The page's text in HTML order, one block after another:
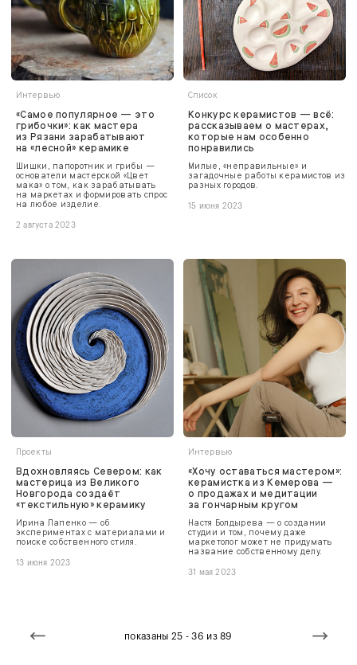
Интервью
«Самое популярное — это
грибочки»: как мастера
из Рязани зарабатывают
на «лесной» керамике
Шишки, папоротник и грибы —
основатели мастерской «Цвет
мака» о том, как зарабатывать
на маркетах и формировать спрос
на любое изделие.
2 августа 2023
Список
Конкурс керамистов — всё:
рассказываем о мастерах,
которые нам особенно
понравились
Милые, «неправильные» и
загадочные работы керамистов из
разных городов.
15 июня 2023
Проекты
Вдохновляясь Севером: как
мастерица из Великого
Новгорода создаёт
«текстильную» керамику
Ирина Лапенко — об
экспериментах с материалами и
поиске собственного стиля.
13 июня 2023
Интервью
«Хочу оставаться мастером»:
керамистка из Кемерова —
о продажах и медитации
за гончарным кругом
Настя Болдырева — о создании
студии и том, почему даже
маркетолог может не придумать
название собственному делу.
31 мая 2023
показаны 25 - 36 из 89